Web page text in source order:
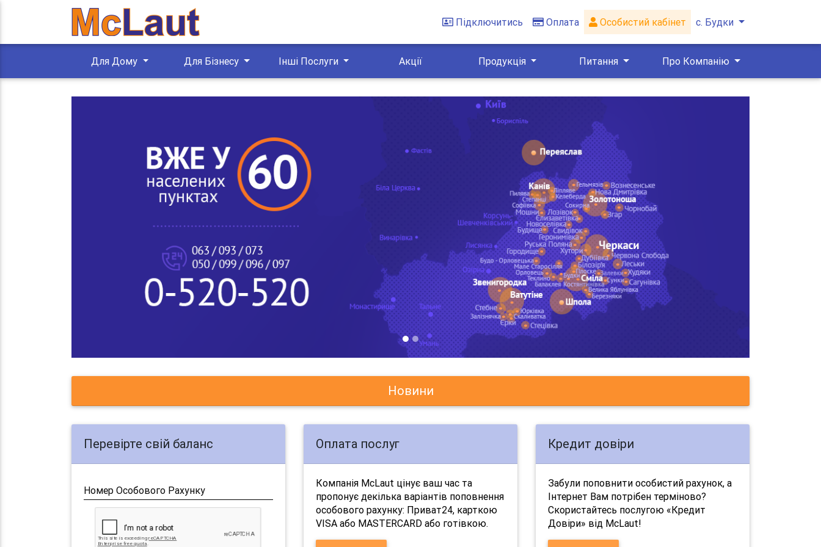
Підключитись Оплата Особистий кабінет с. Будки
Для Дому Для Бізнесу Інші Послуги Акції Продукція Питання Про Компанію
Новини
Перевірте свій баланс
Номер Особового Рахунку
Оплата послуг
Компанія McLaut цінує ваш час та
пропонує декілька варіантів поповнення
особового рахунку: Приват24, карткою
VISA або MASTERCARD або готівкою.
Кредит довіри
Забули поповнити особистий рахунок, а
Інтернет Вам потрібен терміново?
Скористайтесь послугою «Кредит
Довіри» від McLaut!